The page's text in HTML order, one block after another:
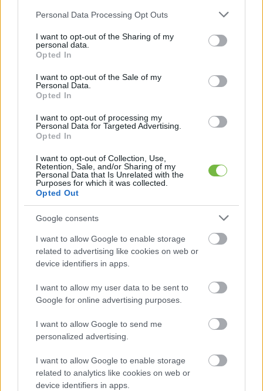
Please note that this website/app uses one or more Google
not limited to your visit or usage behaviour. You may click to
grant or deny consent to Google and its third-party tags to
use your data for below specified purposes in below Google
consent section.
Personal Data Processing Opt Outs
I want to opt-out of the Sharing of my
personal data.
Opted In
I want to opt-out of the Sale of my
Personal Data.
Opted In
I want to opt-out of processing my
Personal Data for Targeted Advertising.
Opted In
I want to opt-out of Collection, Use,
Retention, Sale, and/or Sharing of my
Personal Data that Is Unrelated with the
Purposes for which it was collected.
Opted Out
Google consents
I want to allow Google to enable storage
related to advertising like cookies on web or
device identifiers in apps.
I want to allow my user data to be sent to
Google for online advertising purposes.
I want to allow Google to send me
personalized advertising.
I want to allow Google to enable storage
related to analytics like cookies on web or
device identifiers in apps.
Az aszalt gyümölcsöknél vedd figyelembe, hogy
a kalóriatartalmuk magasabb, mint ugyanannyi
friss gyümölcsé: például egy negyedcsészényi
mazsola kalóriatartalma egycsészényi friss
szőlő kalóriatartalmával egyezik meg.